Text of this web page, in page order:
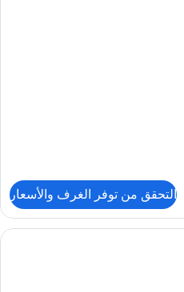
التحقق من توفر الغرف والأسعار